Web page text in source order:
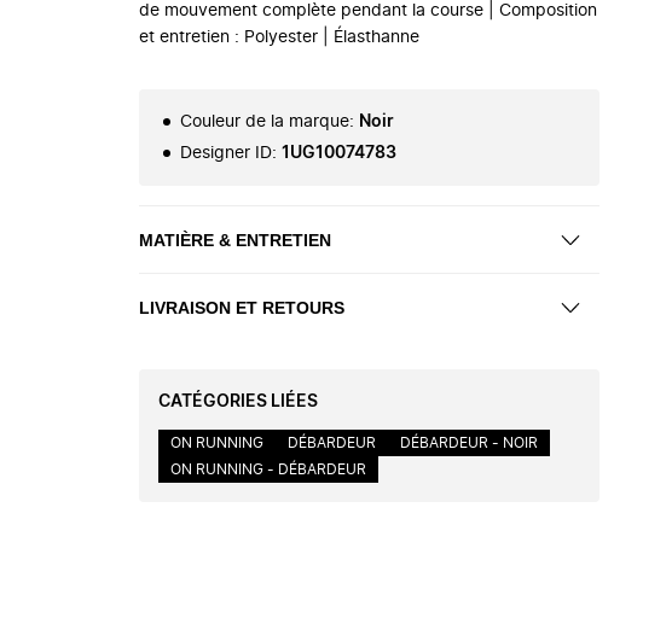
de mouvement complète pendant la course | Composition
et entretien : Polyester | Élasthanne
Couleur de la marque: Noir
Designer ID: 1UG10074783
MATIÈRE & ENTRETIEN
LIVRAISON ET RETOURS
CATÉGORIES LIÉES
ON RUNNING DÉBARDEUR
DÉBARDEUR - NOIR
ON RUNNING - DÉBARDEUR